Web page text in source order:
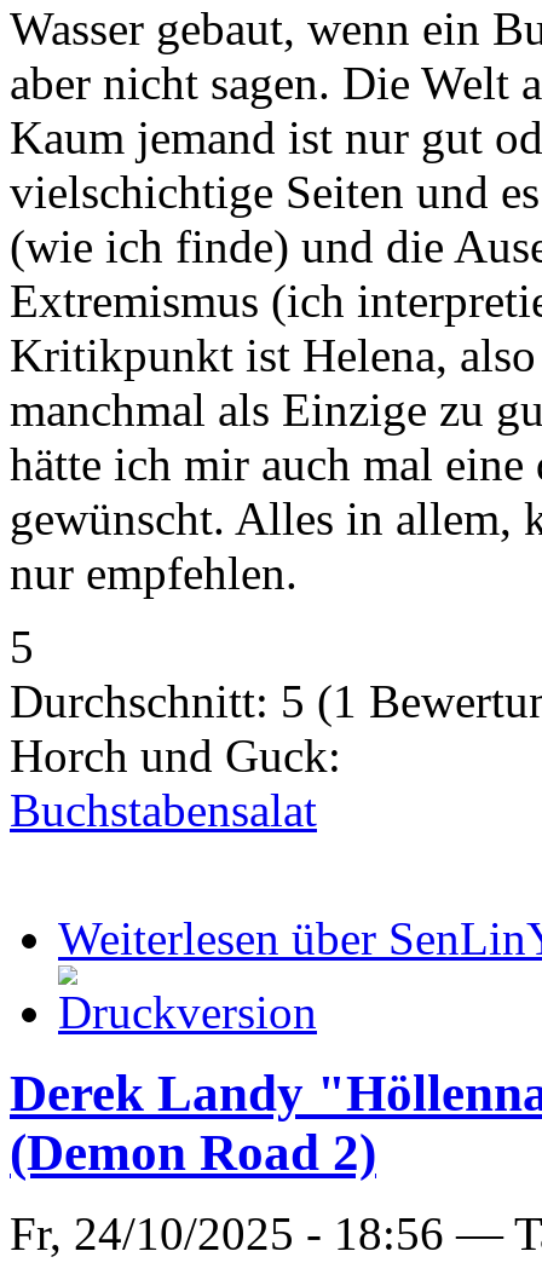
Wasser gebaut, wenn ein
aber nicht sagen. Die Welt
Kaum jemand ist nur gut
vielschichtige Seiten und
(wie ich finde) und die
Extremismus (ich
Kritikpunkt ist Helena,
manchmal als Einzige zu
hätte ich mir auch mal
gewünscht. Alles in allem,
nur empfehlen.
5
Durchschnitt: 5 (1
Horch und Guck:
Buchstabensalat
Weiterlesen über
Derek Landy
(Demon Road 2)
Fr, 24/10/2025 - 18:56 —